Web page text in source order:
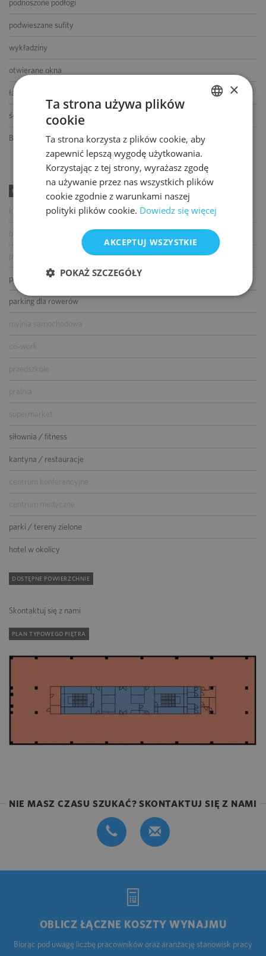
podnoszone podłogi
podwieszane sufity
wykładziny
otwierane okna
łącze światłowodowe
ścianki działowe
BMS
UDOGODNIENIA
parking dla gości
parking dla rowerów
co-work
przedszkole
pralnia
supermarket
siłownia / fitness
kantyna / restauracje
centrum konferencyjne
centrum medyczne
parki / tereny zielone
hotel w okolicy
DOSTĘPNE POWIERZCHNIE
Skontaktuj się z nami
PLAN TYPOWEGO PIĘTRA
NIE MASZ CZASU SZUKAĆ? SKONTAKTUJ SIĘ Z NAMI
OBLICZ ŁĄCZNE KOSZTY WYNAJMU
Biorąc pod uwagę liczbę pracowników oraz aranżację stanowisk pracy
ENGLISH
×
Ta strona używa plików
cookie
Ta strona korzysta z plików cookie, aby
zapewnić lepszą wygodę użytkowania.
Korzystając z tej strony, wyrażasz zgodę
na używanie przez nas wszystkich plików
cookie zgodnie z warunkami naszej
polityki plików cookie. Dowiedz się więcej
AKCEPTUJ WSZYSTKIE
POKAŻ SZCZEGÓŁY